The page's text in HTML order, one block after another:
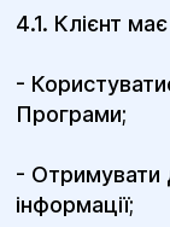
4.1. Клієнт
-
Програми;
- Отримувати
інформації;